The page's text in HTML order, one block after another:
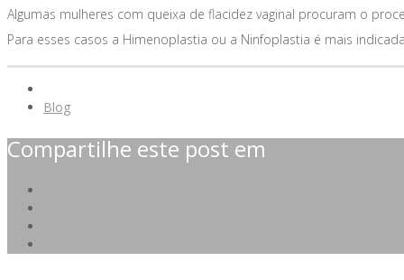
Algumas mulheres com queixa de flacidez vaginal procuram o
Para esses casos a Himenoplastia ou a Ninfoplastia é mais
Blog
Compartilhe este post em